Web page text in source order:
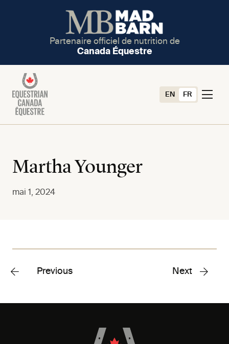
Partenaire officiel de nutrition de
Canada Équestre
EN FR
Martha Younger
mai 1, 2024
Previous Next